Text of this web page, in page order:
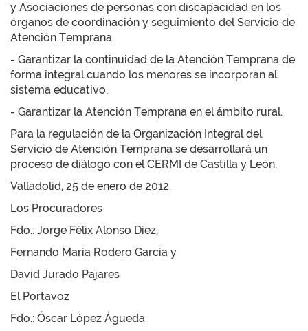
y Asociaciones de personas con discapacidad en los
órganos de coordinación y seguimiento del Servicio de
Atención Temprana.
- Garantizar la continuidad de la Atención Temprana de
forma integral cuando los menores se incorporan al
sistema educativo.
- Garantizar la Atención Temprana en el ámbito rural.
Para la regulación de la Organización Integral del
Servicio de Atención Temprana se desarrollará un
proceso de diálogo con el CERMI de Castilla y León.
Valladolid, 25 de enero de 2012.
Los Procuradores
Fdo.: Jorge Félix Alonso Díez,
Fernando María Rodero García y
David Jurado Pajares
El Portavoz
Fdo.: Óscar López Águeda